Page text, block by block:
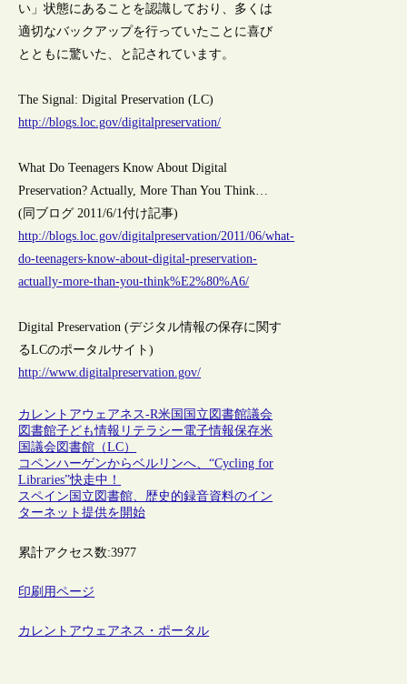
い」状態にあることを認識しており、多くは
適切なバックアップを行っていたことに喜び
とともに驚いた、と記されています。
The Signal: Digital Preservation (LC)
http://blogs.loc.gov/digitalpreservation/
What Do Teenagers Know About Digital
Preservation? Actually, More Than You Think…
(同ブログ 2011/6/1付け記事)
http://blogs.loc.gov/digitalpreservation/2011/06/what-
do-teenagers-know-about-digital-preservation-
actually-more-than-you-think%E2%80%A6/
Digital Preservation (デジタル情報の保存に関す
るLCのポータルサイト)
http://www.digitalpreservation.gov/
カレントアウェアネス-R米国 国立図書館議会
図書館子ども情報リテラシー電子情報保存米
国議会図書館（LC）
コペンハーゲンからベルリンへ、“Cycling for
Libraries”快走中！
スペイン国立図書館、歴史的録音資料のイン
ターネット提供を開始
累計アクセス数:3977
印刷用ページ
カレントアウェアネス・ポータル